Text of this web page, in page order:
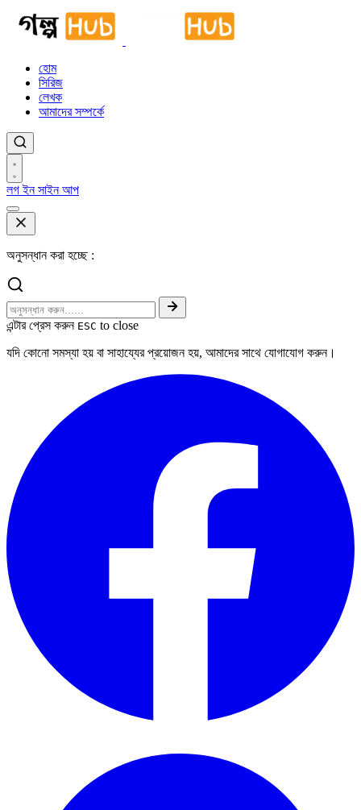
হোম
সিরিজ
লেখক
আমাদের সম্পর্কে
লগ ইনসাইন আপ
অনুসন্ধান করা হচ্ছে :
এন্টার প্রেস করুন ESC to close
যদি কোনো সমস্যা হয় বা সাহায্যের প্রয়োজন হয়, আমাদের সাথে যোগাযোগ করুন।